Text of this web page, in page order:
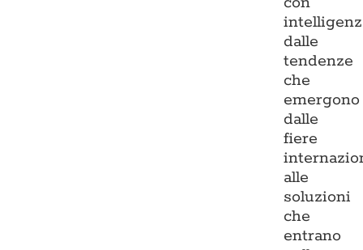
dalle
tendenze
che
emergono
dalle
fiere
alle
soluzioni
che
entrano